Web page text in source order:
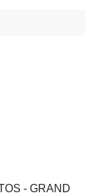
- GRAND